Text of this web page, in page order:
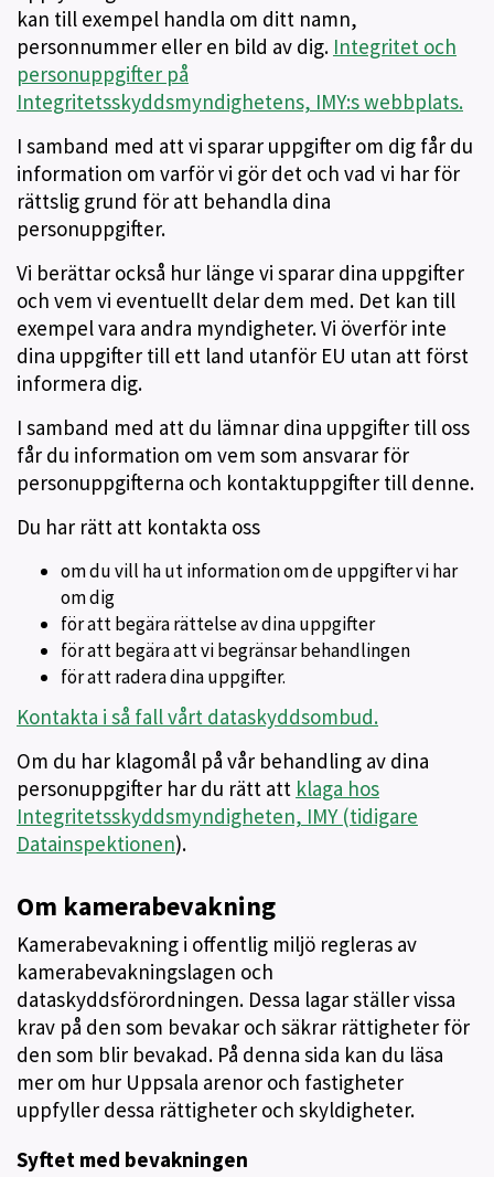
kan till exempel handla om ditt namn,
personnummer eller en bild av dig. Integritet och
personuppgifter på
Integritetsskyddsmyndighetens, IMY:s webbplats.
I samband med att vi sparar uppgifter om dig får du
information om varför vi gör det och vad vi har för
rättslig grund för att behandla dina
personuppgifter.
Vi berättar också hur länge vi sparar dina uppgifter
och vem vi eventuellt delar dem med. Det kan till
exempel vara andra myndigheter. Vi överför inte
dina uppgifter till ett land utanför EU utan att först
informera dig.
I samband med att du lämnar dina uppgifter till oss
får du information om vem som ansvarar för
personuppgifterna och kontaktuppgifter till denne.
Du har rätt att kontakta oss
om du vill ha ut information om de uppgifter vi har
om dig
för att begära rättelse av dina uppgifter
för att begära att vi begränsar behandlingen
för att radera dina uppgifter.
Kontakta i så fall vårt dataskyddsombud.
Om du har klagomål på vår behandling av dina
personuppgifter har du rätt att klaga hos
Integritetsskyddsmyndigheten, IMY (tidigare
Datainspektionen).
Om kamerabevakning
Kamerabevakning i offentlig miljö regleras av
kamerabevakningslagen och
dataskyddsförordningen. Dessa lagar ställer vissa
krav på den som bevakar och säkrar rättigheter för
den som blir bevakad. På denna sida kan du läsa
mer om hur Uppsala arenor och fastigheter
uppfyller dessa rättigheter och skyldigheter.
Syftet med bevakningen